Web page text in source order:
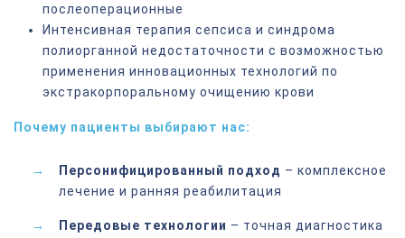
послеоперационные
Интенсивная терапия сепсиса и синдрома
полиорганной недостаточности с возможностью
применения инновационных технологий по
экстракорпоральному очищению крови
Почему пациенты выбирают нас:
Персонифицированный подход – комплексное
лечение и ранняя реабилитация
Передовые технологии – точная диагностика